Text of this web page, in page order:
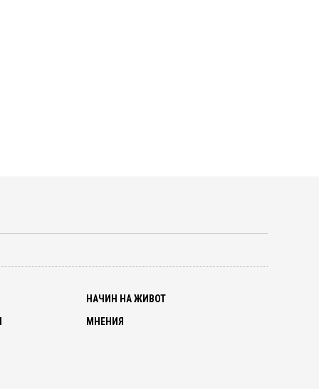
НАЧИН НА ЖИВОТ
МНЕНИЯ